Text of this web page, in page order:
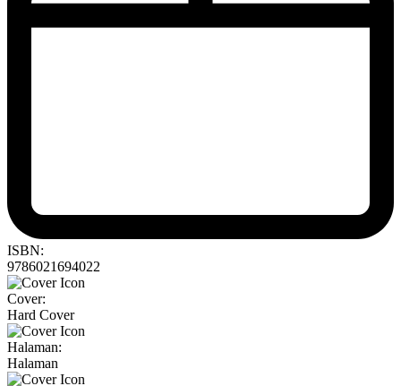
ISBN:
9786021694022
Cover:
Hard Cover
Halaman:
Halaman